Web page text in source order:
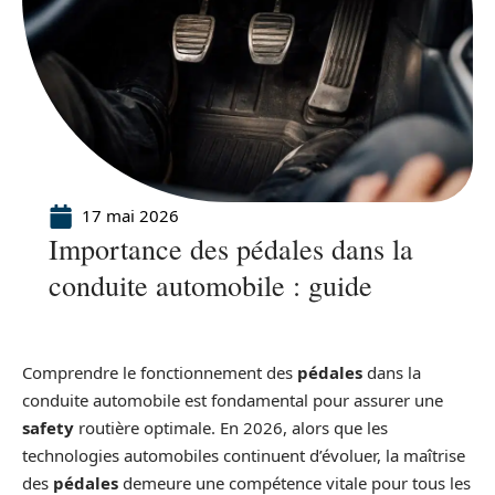
17 mai 2026
Importance des pédales dans la
conduite automobile : guide
Comprendre le fonctionnement des pédales dans la
conduite automobile est fondamental pour assurer une
safety routière optimale. En 2026, alors que les
technologies automobiles continuent d’évoluer, la maîtrise
des pédales demeure une compétence vitale pour tous les